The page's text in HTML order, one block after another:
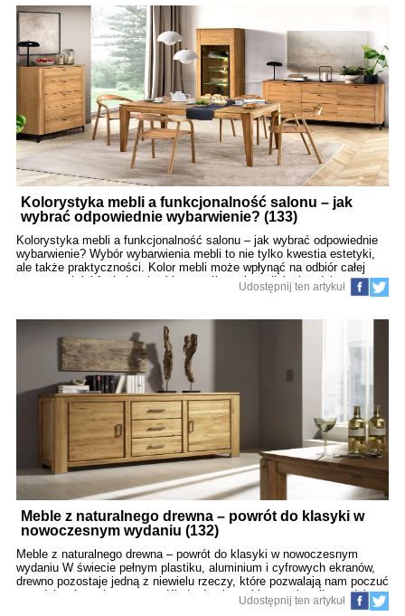
najczęstszych błędów, które mogą znacznie obniżyć jakość życia w
nowym wnętrzu – wraz z konkretnymi sposobami, jak ich uniknąć. 1.
Brak planu funkcjonalnego Jednym z największych grzechów
aranżacyjnych jest urządzanie „na oko”, bez spójnego planu. Skutkuje
to niepraktycznym rozstawieniem mebli, kolizjami komunikacyjnymi i
marnowaniem przestrzeni. Rozwiązanie: Zanim kupisz cokolwiek,
narysuj dokładny plan
Kolorystyka mebli a funkcjonalność salonu – jak
wybrać odpowiednie wybarwienie? (133)
Kolorystyka mebli a funkcjonalność salonu – jak wybrać odpowiednie
wybarwienie? Wybór wybarwienia mebli to nie tylko kwestia estetyki,
ale także praktyczności. Kolor mebli może wpłynąć na odbiór całej
przestrzeni, jej funkcjonalność, nastrój użytkowników i codzienny
komfort życia. W artykule tym przyjrzymy się, jak kolory mebli mogą
Znaczenie kolorystyki w przestrzeni dziennej Kolor mebli może
optycznie powiększyć lub zmniejszyć pomieszczenie, wpłynąć na jego
jasność i klimat. Jasne meble odbijają światło i powiększają
przestrzeń, natomiast ciemne dodają elegancji i przytulności. 2. Dobór
kolorów do funkcji pomieszczenia Jasne odcienie (biały, beżowy,
jasnoszary): idealne do małych salonów. Ciemniejsze kolory (grafit,
orzech, wiśnia): lepi
Udostępnij ten artykuł
Meble z naturalnego drewna – powrót do klasyki w
nowoczesnym wydaniu (132)
Meble z naturalnego drewna – powrót do klasyki w nowoczesnym
wydaniu W świecie pełnym plastiku, aluminium i cyfrowych ekranów,
drewno pozostaje jedną z niewielu rzeczy, które pozwalają nam poczuć
prawdziwy kontakt z naturą. Kiedy dotykasz blatu stołu z litego dębu,
czujesz coś więcej niż tylko chłód materiału. Czujesz opowieść.
Udostępnij ten artykuł